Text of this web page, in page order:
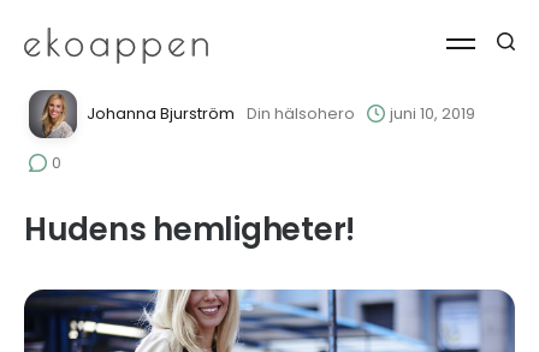
Johanna Bjurström Din hälsohero juni 10, 2019
0
Hudens hemligheter!